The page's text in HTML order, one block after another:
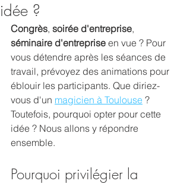
idée ?
Congrès, soirée d'entreprise,
séminaire d'entreprise en vue ? Pour
vous détendre après les séances de
travail, prévoyez des animations pour
éblouir les participants. Que diriez-
vous d'un magicien à Toulouse ?
Toutefois, pourquoi opter pour cette
idée ? Nous allons y répondre
ensemble.
Pourquoi privilégier la